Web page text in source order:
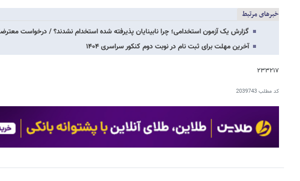
خبرهای مرتبط
گزارش یک آزمون استخدامی؛ چرا نابینایان پذیرفته شده استخدام نشدند؟ / درخواست‌
آخرین مهلت برای ثبت نام در نوبت دوم کنکور سراسری ۱۴۰۴
۲۳۳۲۱۷
کد مطلب2039743